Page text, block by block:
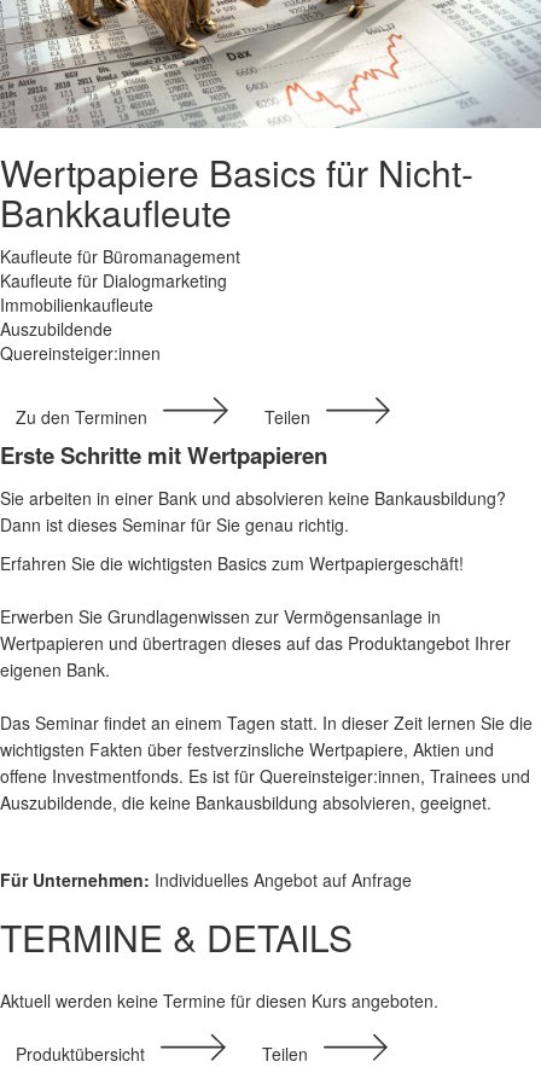
Wertpapiere Basics für Nicht-
Bankkaufleute
Kaufleute für Büromanagement
Kaufleute für Dialogmarketing
Immobilienkaufleute
Auszubildende
Quereinsteiger:innen
Zu den Terminen Teilen
Erste Schritte mit Wertpapieren
Sie arbeiten in einer Bank und absolvieren keine Bankausbildung?
Dann ist dieses Seminar für Sie genau richtig.
Erfahren Sie die wichtigsten Basics zum Wertpapiergeschäft!
Erwerben Sie Grundlagenwissen zur Vermögensanlage in
Wertpapieren und übertragen dieses auf das Produktangebot Ihrer
eigenen Bank.
Das Seminar findet an einem Tagen statt. In dieser Zeit lernen Sie die
wichtigsten Fakten über festverzinsliche Wertpapiere, Aktien und
offene Investmentfonds. Es ist für Quereinsteiger:innen, Trainees und
Auszubildende, die keine Bankausbildung absolvieren, geeignet.
Für Unternehmen: Individuelles Angebot auf Anfrage
TERMINE & DETAILS
Aktuell werden keine Termine für diesen Kurs angeboten.
Produktübersicht Teilen